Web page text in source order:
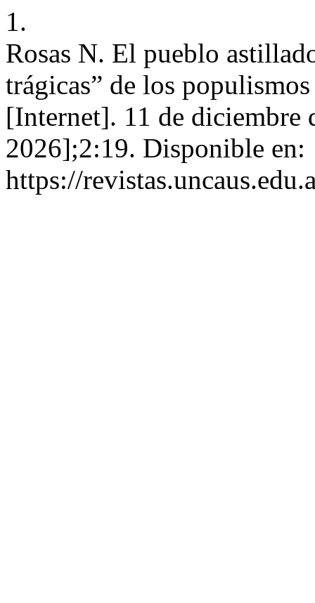
1.
Rosas N. El pueblo
trágicas” de los
[Internet]. 11 de diciembre
2026];2:19. Disponible en:
https://